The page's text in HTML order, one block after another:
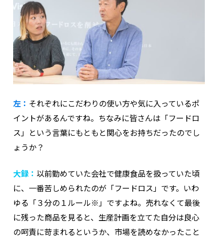
左： それぞれにこだわりの使い方や気に入っているポ
イントがあるんですね。ちなみに皆さんは「フードロ
ス」という言葉にもともと関心をお持ちだったのでし
ょうか？
大録： 以前勤めていた会社で健康食品を扱っていた頃
に、一番苦しめられたのが「フードロス」です。いわ
ゆる「３分の１ルール※」ですよね。売れなくて最後
に残った商品を見ると、生産計画を立てた自分は良心
の呵責に苛まれるというか、市場を読めなかったこと